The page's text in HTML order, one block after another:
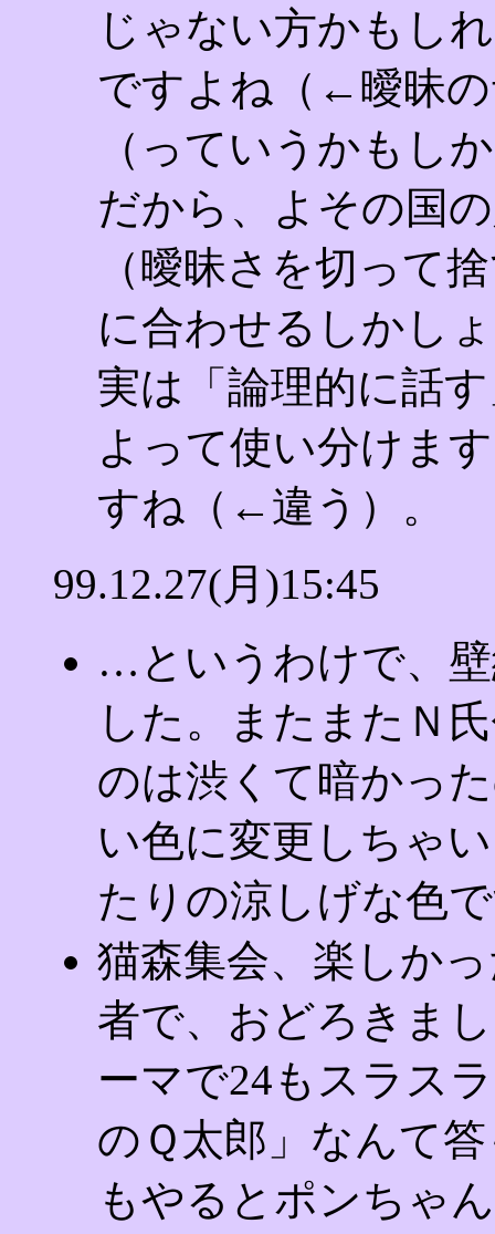
じゃない方かもし
ですよね（←曖昧
（っていうかもし
だから、よその国
（曖昧さを切って
に合わせるしかし
実は「論理的に話
よって使い分けま
すね（←違う）。
99.12.27(月)15:45
…というわけで、
した。またまたＮ
のは渋くて暗かっ
い色に変更しちゃ
たりの涼しげな色
猫森集会、楽しか
者で、おどろきま
ーマで24もスラス
のＱ太郎」なんて
もやるとポンちゃ